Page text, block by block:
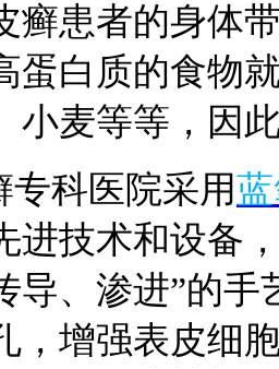
癣患者的身体
蛋白质的食物
小麦等等，因
科医院采用
进技术和设备
导、渗进”的
，增强表皮细